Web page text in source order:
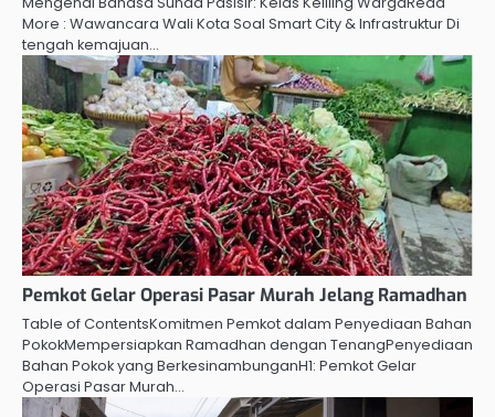
More : Wawancara Wali Kota Soal Smart City & Infrastruktur Di
tengah kemajuan…
Pemkot Gelar Operasi Pasar Murah Jelang Ramadhan
Table of ContentsKomitmen Pemkot dalam Penyediaan Bahan
PokokMempersiapkan Ramadhan dengan TenangPenyediaan
Bahan Pokok yang BerkesinambunganH1: Pemkot Gelar
Operasi Pasar Murah…